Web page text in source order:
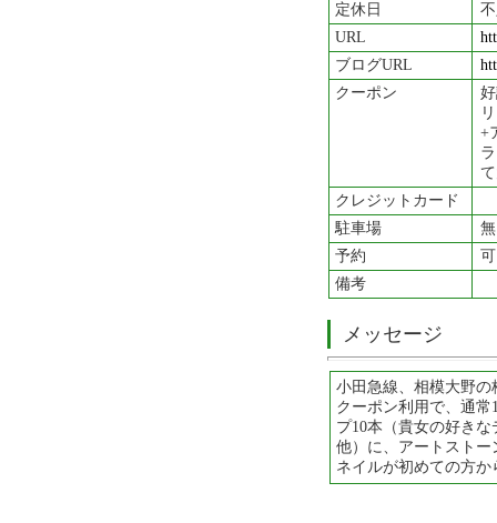
定休日
URL
ブログURL
クーポン
+
クレジットカード
駐車場
無
予約
可
備考
メッセージ
小田急線、相模大野
クーポン利用で、通常
プ10本（貴女の好き
他）に、アートストー
ネイルが初めての方